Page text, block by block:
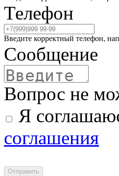
Телефон
Введите корректный телефон,
Сообщение
Вопрос не
Я
соглашения
Отправить